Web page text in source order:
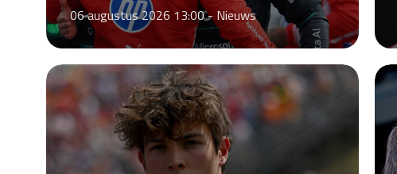
06 augustus 2026 13:00 -Nieuws